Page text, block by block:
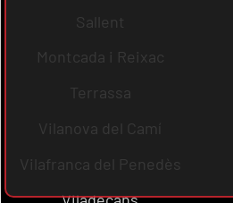
Sallent
Montcada i Reixac
Terrassa
Vilanova del Camí
Vilafranca del Penedès